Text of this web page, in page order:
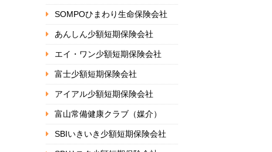
SOMPOひまわり生命保険会社
あんしん少額短期保険会社
エイ・ワン少額短期保険会社
富士少額短期保険会社
アイアル少額短期保険会社
富山常備健康クラブ（媒介）
SBIいきいき少額短期保険会社